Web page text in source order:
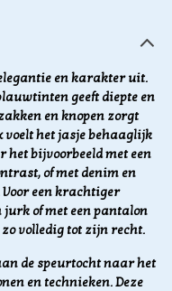
en karakter uit.
geeft diepte en
en knopen zorgt
voelt het jasje behaaglijk
het bijvoorbeeld met een
of met denim en
een krachtiger
of met een pantalon
volledig tot zijn recht.
de speurtocht naar het
en technieken. Deze